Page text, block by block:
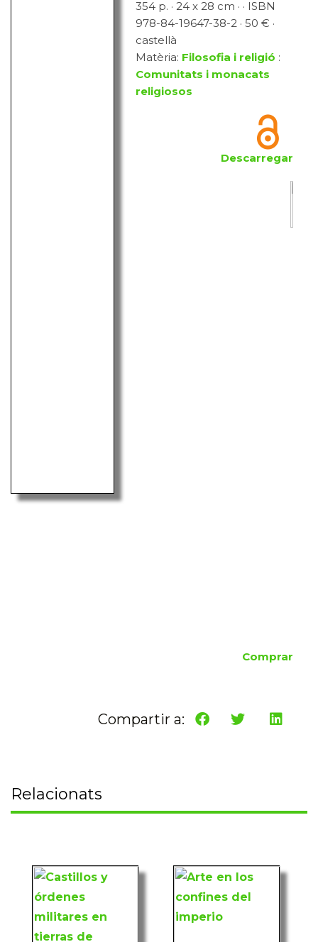
354 p. · 24 x 28 cm · · ISBN
978-84-19647-38-2 · 50 € ·
castellà
Matèria: Filosofia i religió :
Comunitats i monacats
religiosos
Descarregar
Comprar
Compartir a:
Relacionats